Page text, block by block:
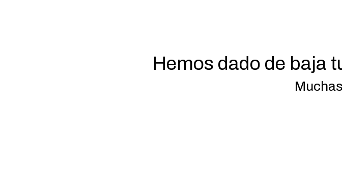
Hemos dado de baja